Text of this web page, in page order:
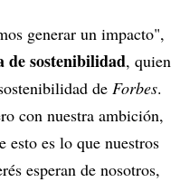
generar un impacto",
de sostenibilidad, quien
de Forbes.
con nuestra ambición,
esto es lo que nuestros
esperan de nosotros,